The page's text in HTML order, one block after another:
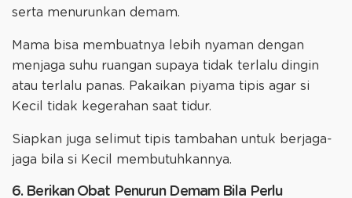
serta menurunkan demam.
Mama bisa membuatnya lebih nyaman dengan
menjaga suhu ruangan supaya tidak terlalu dingin
atau terlalu panas. Pakaikan piyama tipis agar si
Kecil tidak kegerahan saat tidur.
Siapkan juga selimut tipis tambahan untuk berjaga-
jaga bila si Kecil membutuhkannya.
6. Berikan Obat Penurun Demam Bila Perlu